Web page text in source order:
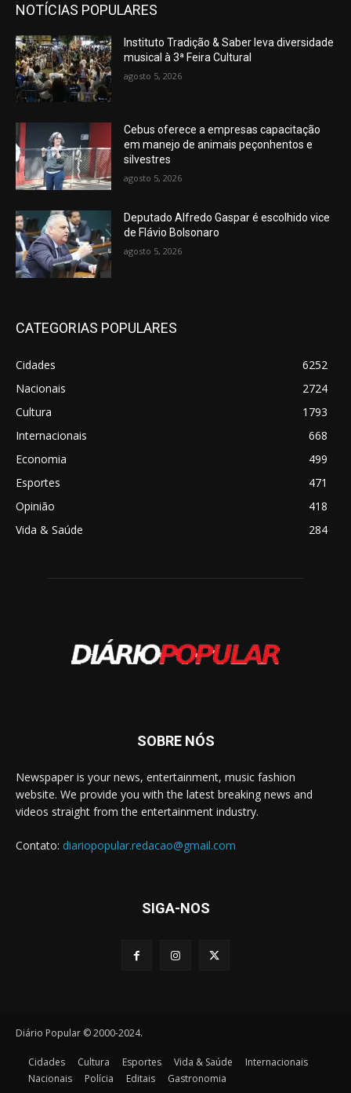
NOTÍCIAS POPULARES
Instituto Tradição & Saber leva diversidade
musical à 3ª Feira Cultural
agosto 5, 2026
Cebus oferece a empresas capacitação
em manejo de animais peçonhentos e
silvestres
agosto 5, 2026
Deputado Alfredo Gaspar é escolhido vice
de Flávio Bolsonaro
agosto 5, 2026
CATEGORIAS POPULARES
Cidades
6252
Nacionais
2724
Cultura
1793
Internacionais
668
Economia
499
Esportes
471
Opinião
418
Vida & Saúde
284
SOBRE NÓS
Newspaper is your news, entertainment, music fashion
website. We provide you with the latest breaking news and
videos straight from the entertainment industry.
Contato: diariopopular.redacao@gmail.com
SIGA-NOS
Diário Popular © 2000-2024.
Cidades Cultura Esportes Vida & Saúde
Internacionais
Nacionais
Polícia Editais Gastronomia